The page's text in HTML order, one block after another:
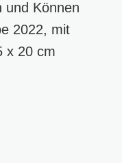
und Können
2022, mit
x 20 cm